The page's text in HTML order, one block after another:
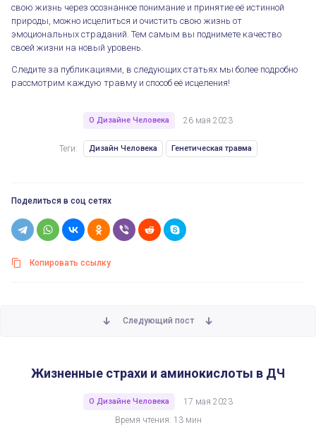
свою жизнь через осознанное понимание и принятие её истинной
природы, можно исцелиться и очистить свою жизнь от
эмоциональных страданий. Тем самым вы поднимете качество
своей жизни на новый уровень.
Следите за публикациями, в следующих статьях мы более подробно
рассмотрим каждую травму и способ её исцеления!
О Дизайне Человека 26 мая 2023
Теги: Дизайн Человека Генетическая травма
Поделиться в соц сетях
Копировать ссылку
Следующий пост
Жизненные страхи и аминокислоты в ДЧ
О Дизайне Человека
17 мая 2023
Время чтения: 13 мин